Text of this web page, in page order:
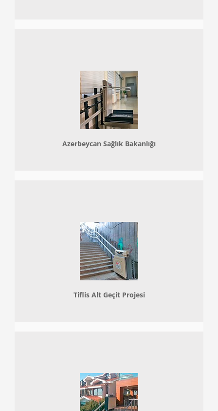
Azerbeycan Sağlık Bakanlığı
Tiflis Alt Geçit Projesi